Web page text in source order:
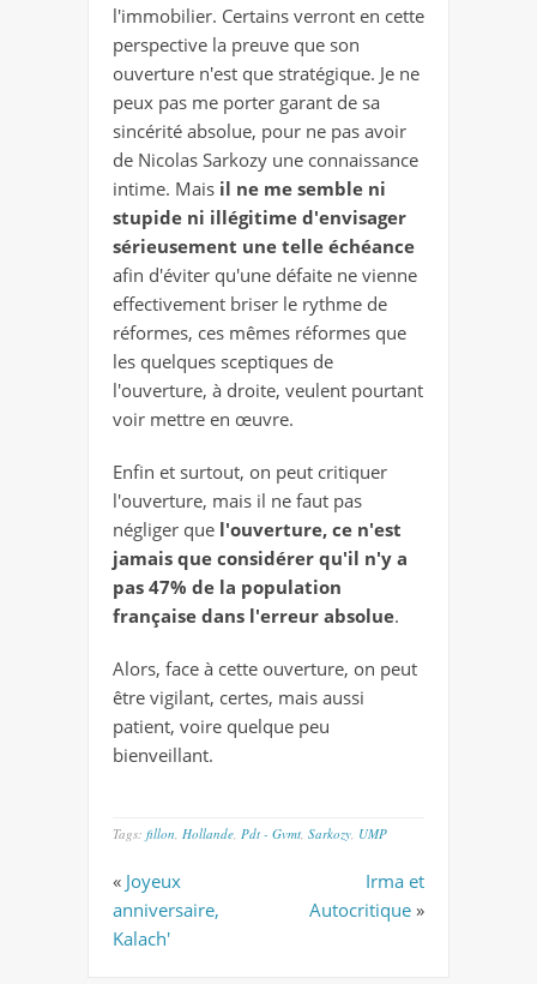
l'immobilier. Certains verront en cette
perspective la preuve que son
ouverture n'est que stratégique. Je ne
peux pas me porter garant de sa
sincérité absolue, pour ne pas avoir
de Nicolas Sarkozy une connaissance
intime. Mais il ne me semble ni
stupide ni illégitime d'envisager
sérieusement une telle échéance
afin d'éviter qu'une défaite ne vienne
effectivement briser le rythme de
réformes, ces mêmes réformes que
les quelques sceptiques de
l'ouverture, à droite, veulent pourtant
voir mettre en œuvre.
Enfin et surtout, on peut critiquer
l'ouverture, mais il ne faut pas
négliger que l'ouverture, ce n'est
jamais que considérer qu'il n'y a
pas 47% de la population
française dans l'erreur absolue.
Alors, face à cette ouverture, on peut
être vigilant, certes, mais aussi
patient, voire quelque peu
bienveillant.
Tags: fillon Hollande Pdt - Gvmt Sarkozy UMP
« Joyeux
anniversaire,
Kalach'
Irma et
Autocritique »